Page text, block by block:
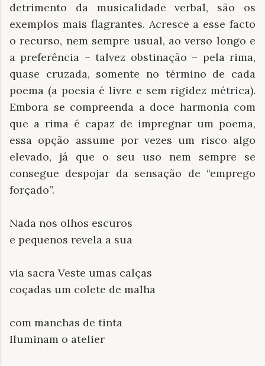
detrimento da musicalidade verbal, são os
exemplos mais flagrantes. Acresce a esse facto
o recurso, nem sempre usual, ao verso longo e
a preferência – talvez obstinação – pela rima,
quase cruzada, somente no término de cada
poema (a poesia é livre e sem rigidez métrica).
Embora se compreenda a doce harmonia com
que a rima é capaz de impregnar um poema,
essa opção assume por vezes um risco algo
elevado, já que o seu uso nem sempre se
consegue despojar da sensação de “emprego
forçado”.
Nada nos olhos escuros
e pequenos revela a sua
via sacra Veste umas calças
coçadas um colete de malha
com manchas de tinta
Iluminam o atelier